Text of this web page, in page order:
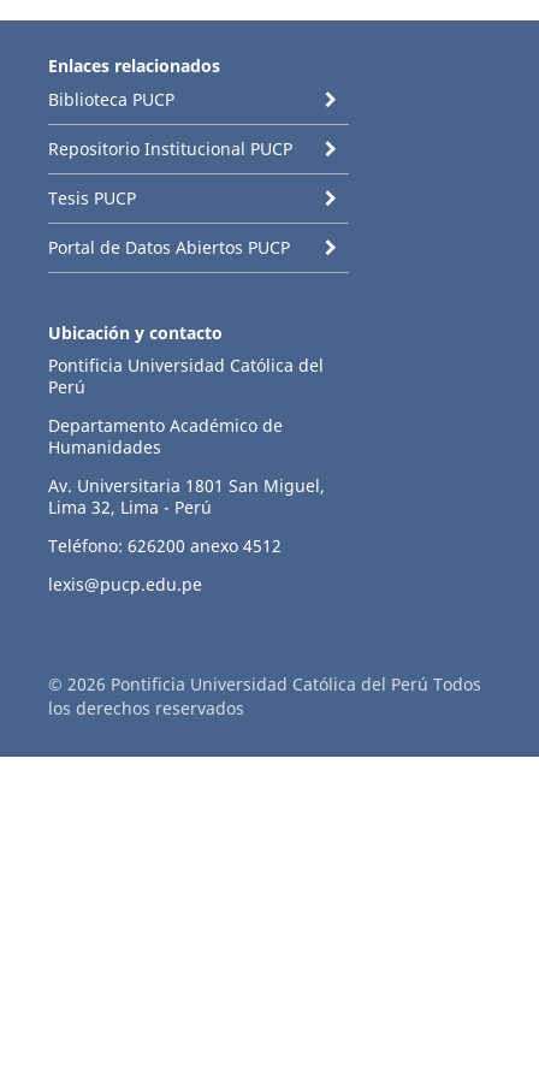
Enlaces relacionados
Biblioteca PUCP
Repositorio Institucional PUCP
Tesis PUCP
Portal de Datos Abiertos PUCP
Ubicación y contacto
Pontificia Universidad Católica del
Perú
Departamento Académico de
Humanidades
Av. Universitaria 1801 San Miguel,
Lima 32, Lima - Perú
Teléfono: 626200 anexo 4512
lexis@pucp.edu.pe
© 2026 Pontificia Universidad Católica del Perú Todos
los derechos reservados